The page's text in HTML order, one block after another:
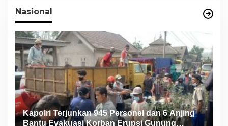
Nasional
Kapolri Terjunkan 945 Personel dan 6 Anjing
Bantu Evakuasi Korban Erupsi Gunung